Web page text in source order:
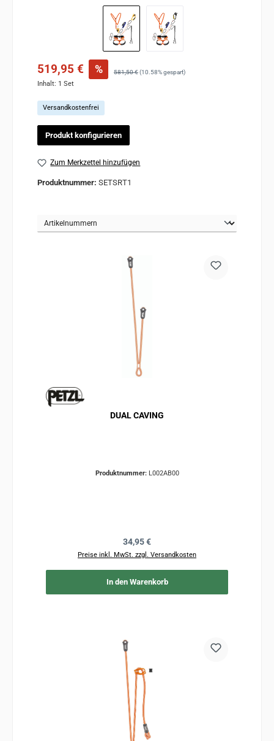
Verkaufspreis:
519,95 € % Regulärer Preis:
581,50 €(10.58% gespart)
Inhalt: 1 Set
Versandkostenfrei
Produkt konfigurieren
Zum Merkzettel hinzufügen
Produktnummer: SETSRT1
DUAL CAVING
Produktnummer: L002AB00
Regulärer Preis:
34,95 €
Preise inkl. MwSt. zzgl. Versandkosten
In den Warenkorb